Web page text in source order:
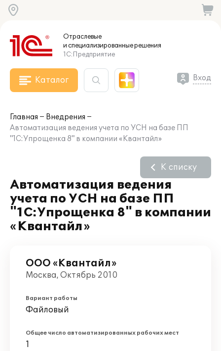
Отраслевые
и специализированныерешения
1С:Предприятие
Каталог Вход
Главная
Внедрения
Автоматизация ведения учета по УСН на базе ПП
"1С:Упрощенка 8" в компании «Квантайл»
Автоматизация ведения
учета по УСН на базе ПП
"1С:Упрощенка 8" в компании
«Квантайл»
К списку
ООО «Квантайл»
Москва, Октябрь 2010
Вариант работы
Файловый
Общее число автоматизированных рабочих мест
1